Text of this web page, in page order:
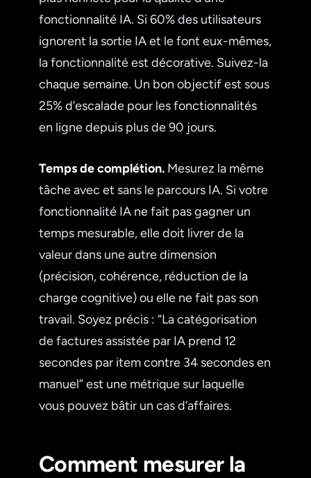
fonctionnalité IA. Si 60% des utilisateurs
ignorent la sortie IA et le font eux-mêmes,
la fonctionnalité est décorative. Suivez-la
chaque semaine. Un bon objectif est sous
25% d’escalade pour les fonctionnalités
en ligne depuis plus de 90 jours.
Temps de complétion. Mesurez la même
tâche avec et sans le parcours IA. Si votre
fonctionnalité IA ne fait pas gagner un
temps mesurable, elle doit livrer de la
valeur dans une autre dimension
(précision, cohérence, réduction de la
charge cognitive) ou elle ne fait pas son
travail. Soyez précis : “La catégorisation
de factures assistée par IA prend 12
secondes par item contre 34 secondes en
manuel” est une métrique sur laquelle
vous pouvez bâtir un cas d’affaires.
Comment mesurer la